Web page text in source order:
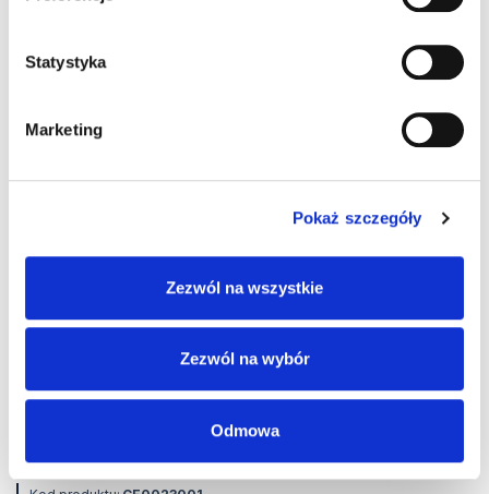
Statystyka
Marketing
Pokaż szczegóły
Zezwól na wszystkie
Zezwól na wybór
Odmowa
7,15 zł